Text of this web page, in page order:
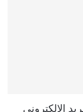
الإلكتروني